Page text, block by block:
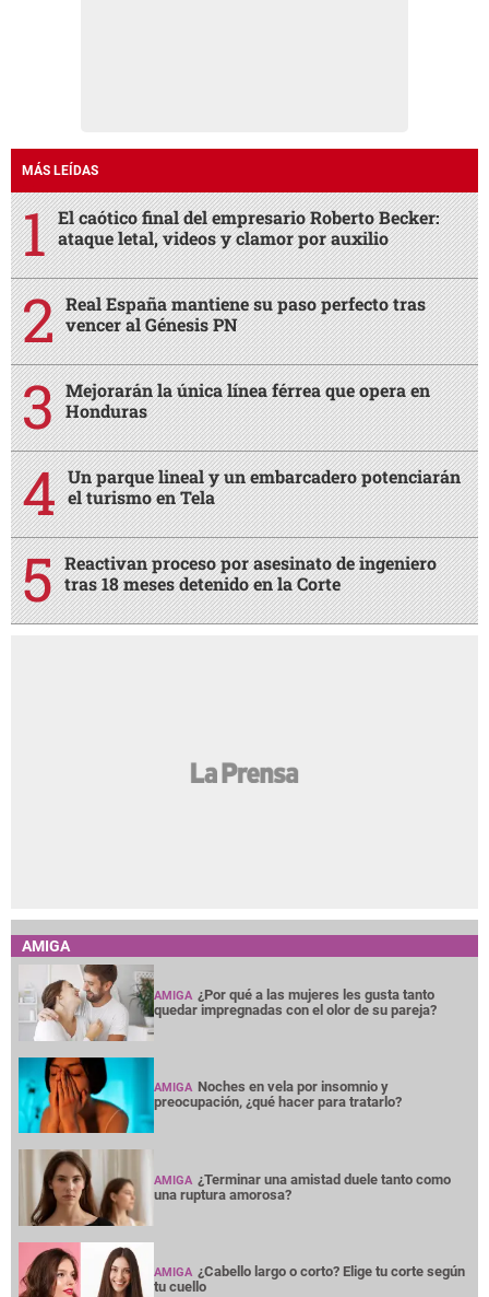
MÁS LEÍDAS
El caótico final del empresario Roberto Becker:
ataque letal, videos y clamor por auxilio
Real España mantiene su paso perfecto tras
vencer al Génesis PN
Mejorarán la única línea férrea que opera en
Honduras
Un parque lineal y un embarcadero potenciarán
el turismo en Tela
Reactivan proceso por asesinato de ingeniero
tras 18 meses detenido en la Corte
AMIGA
AMIGA ¿Por qué a las mujeres les gusta tanto
quedar impregnadas con el olor de su pareja?
AMIGA Noches en vela por insomnio y
preocupación, ¿qué hacer para tratarlo?
AMIGA ¿Terminar una amistad duele tanto como
una ruptura amorosa?
AMIGA ¿Cabello largo o corto? Elige tu corte según
tu cuello